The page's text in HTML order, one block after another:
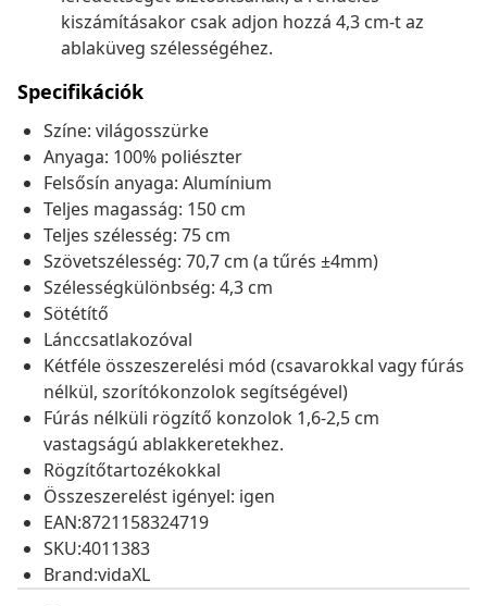
kiszámításakor csak adjon hozzá 4,3 cm-t az
ablaküveg szélességéhez.
Specifikációk
Színe: világosszürke
Anyaga: 100% poliészter
Felsősín anyaga: Alumínium
Teljes magasság: 150 cm
Teljes szélesség: 75 cm
Szövetszélesség: 70,7 cm (a tűrés ±4mm)
Szélességkülönbség: 4,3 cm
Sötétítő
Lánccsatlakozóval
Kétféle összeszerelési mód (csavarokkal vagy fúrás
nélkül, szorítókonzolok segítségével)
Fúrás nélküli rögzítő konzolok 1,6-2,5 cm
vastagságú ablakkeretekhez.
Rögzítőtartozékokkal
Összeszerelést igényel: igen
EAN:8721158324719
SKU:4011383
Brand:vidaXL